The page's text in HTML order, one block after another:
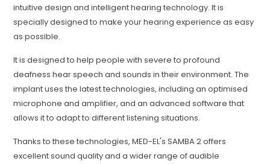
intuitive design and intelligent hearing technology. It is
specially designed to make your hearing experience as easy
as possible.
It is designed to help people with severe to profound
deafness hear speech and sounds in their environment. The
implant uses the latest technologies, including an optimised
microphone and amplifier, and an advanced software that
allows it to adapt to different listening situations.
Thanks to these technologies, MED-EL's SAMBA 2 offers
excellent sound quality and a wider range of audible